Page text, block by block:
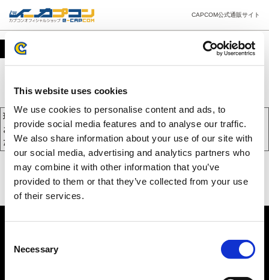
This website uses cookies
We use cookies to personalise content and ads, to
provide social media features and to analyse our traffic.
We also share information about your use of our site with
our social media, advertising and analytics partners who
may combine it with other information that you’ve
provided to them or that they’ve collected from your use
of their services.
Selection
Necessary
CAPCOM公式通販サイト
カート
現在、カートには商品が入っておりません。
お買い物を続けるには下の 「お買い物を続ける」 をクリックしてく
ださい。